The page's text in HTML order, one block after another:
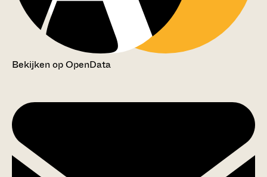
Bekijken op OpenData